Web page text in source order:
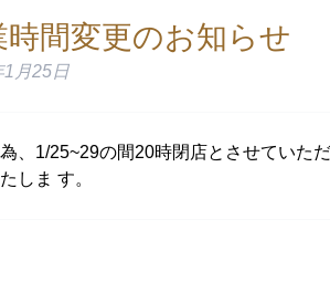
時間変更のお知らせ
1月25日
、1/25~29の間20時閉店とさせていた
しま す。